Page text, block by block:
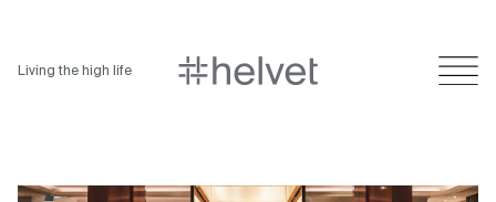
Living the high life